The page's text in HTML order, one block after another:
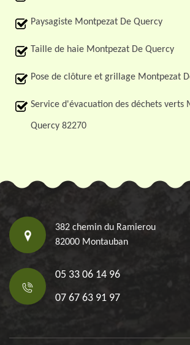
Paysagiste Montpezat De Quercy
Taille de haie Montpezat De Quercy
Pose de clôture et grillage Montpezat
Service d'évacuation des déchets verts
Quercy 82270
382 chemin du Ramierou
82000 Montauban
05 33 06 14 96
07 67 63 91 97